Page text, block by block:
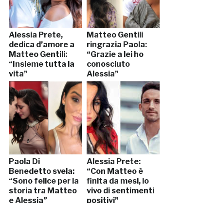
Alessia Prete,
dedica d’amore a
Matteo Gentili:
“Insieme tutta la
vita”
Matteo Gentili
ringrazia Paola:
“Grazie a lei ho
conosciuto
Alessia”
Paola Di
Benedetto svela:
“Sono felice per la
storia tra Matteo
e Alessia”
Alessia Prete:
“Con Matteo è
finita da mesi, io
vivo di sentimenti
positivi”